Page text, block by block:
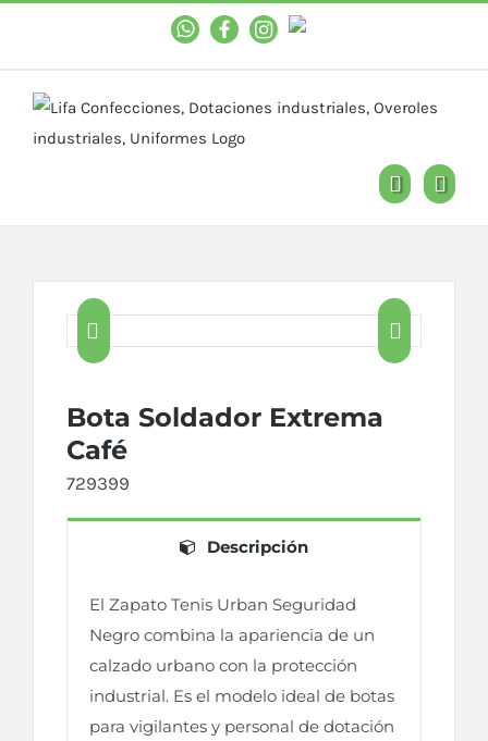
WhastAppFacebookInstagramYouTube
 
Bota Soldador Extrema
Café
729399
Descripción
El Zapato Tenis Urban Seguridad
Negro combina la apariencia de un
calzado urbano con la protección
industrial. Es el modelo ideal de botas
para vigilantes y personal de dotación